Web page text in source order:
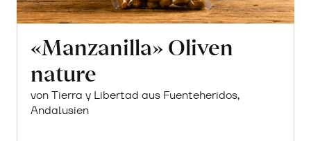
«Manzanilla» Oliven
nature
von Tierra y Libertad aus Fuenteheridos,
Andalusien